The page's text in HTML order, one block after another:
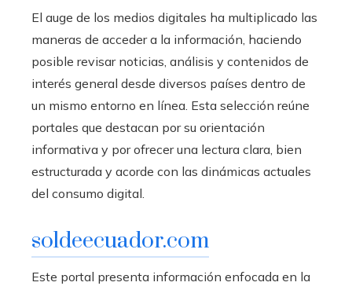
El auge de los medios digitales ha multiplicado las
maneras de acceder a la información, haciendo
posible revisar noticias, análisis y contenidos de
interés general desde diversos países dentro de
un mismo entorno en línea. Esta selección reúne
portales que destacan por su orientación
informativa y por ofrecer una lectura clara, bien
estructurada y acorde con las dinámicas actuales
del consumo digital.
soldeecuador.com
Este portal presenta información enfocada en la